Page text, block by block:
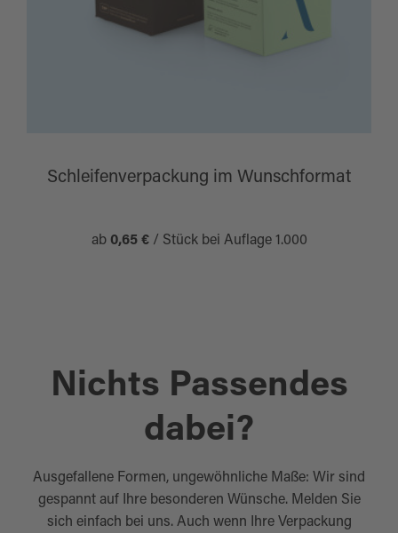
Schleifenverpackung im Wunschformat
ab 0,65 €/ Stück bei Auflage 1.000
Nichts Passendes
dabei?
Ausgefallene Formen, ungewöhnliche Maße: Wir sind
gespannt auf Ihre besonderen Wünsche. Melden Sie
sich einfach bei uns. Auch wenn Ihre Verpackung